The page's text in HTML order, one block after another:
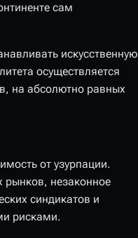
сам
искусственную
осуществляется
на абсолютно равных
от узурпации.
рынков, незаконное
синдикатов и
рисками.